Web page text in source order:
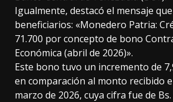
Igualmente, destacó el mensaje
beneficiarios: «Monedero Patria:
71.700 por concepto de bono
Económica (abril de 2026)».
Este bono tuvo un incremento de
en comparación al monto recibido
marzo de 2026, cuya cifra fue de Bs.